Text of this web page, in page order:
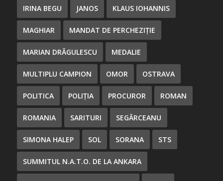
IRINA BEGU JANOS KLAUS IOHANNIS
MAGHIAR MANDAT DE PERCHEZIȚIE
MARIAN DRĂGULESCU MEDALIE
MULTIPLU CAMPION OMOR OSTRAVA
POLITICA POLIȚIA PROCUROR ROMAN
ROMANIA SARITURI SEGĂRCEANU
SIMONA HALEP SOL SORANA STS
SUMMITUL N.A.T.O. DE LA ANKARA